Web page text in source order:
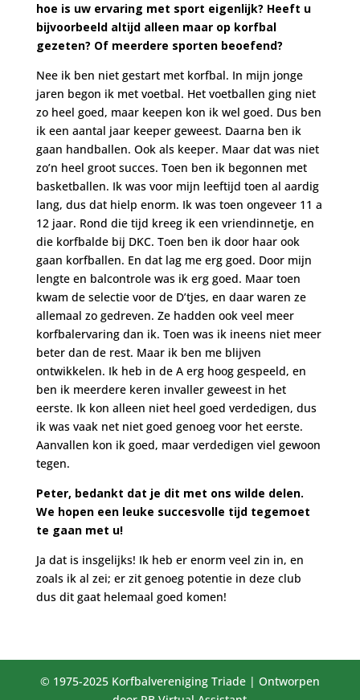
hoe is uw ervaring met sport eigenlijk? Heeft u
bijvoorbeeld altijd alleen maar op korfbal
gezeten? Of meerdere sporten beoefend?
Nee ik ben niet gestart met korfbal. In mijn jonge
jaren begon ik met voetbal. Het voetballen ging niet
zo heel goed, maar keepen kon ik wel goed. Dus ben
ik een aantal jaar keeper geweest. Daarna ben ik
gaan handballen. Ook als keeper. Maar dat was niet
zo’n heel groot succes. Toen ben ik begonnen met
basketballen. Ik was voor mijn leeftijd toen al aardig
lang, dus dat hielp enorm. Ik was toen ongeveer 11 a
12 jaar. Rond die tijd kreeg ik een vriendinnetje, en
die korfbalde bij DKC. Toen ben ik door haar ook
gaan korfballen. En dat lag me erg goed. Door mijn
lengte en balcontrole was ik erg goed. Maar toen
kwam de selectie voor de D’tjes, en daar waren ze
allemaal zo gedreven. Ze hadden ook veel meer
korfbalervaring dan ik. Toen was ik ineens niet meer
beter dan de rest. Maar ik ben me blijven
ontwikkelen. Ik heb in de A erg hoog gespeeld, en
ben ik meerdere keren invaller geweest in het
eerste. Ik kon alleen niet heel goed verdedigen, dus
ik was vaak net niet goed genoeg voor het eerste.
Aanvallen kon ik goed, maar verdedigen viel gewoon
tegen.
Peter, bedankt dat je dit met ons wilde delen.
We hopen een leuke succesvolle tijd tegemoet
te gaan met u!
Ja dat is insgelijks! Ik heb er enorm veel zin in, en
zoals ik al zei; er zit genoeg potentie in deze club
dus dit gaat helemaal goed komen!
© 1975-2025 Korfbalvereniging Triade | Ontworpen